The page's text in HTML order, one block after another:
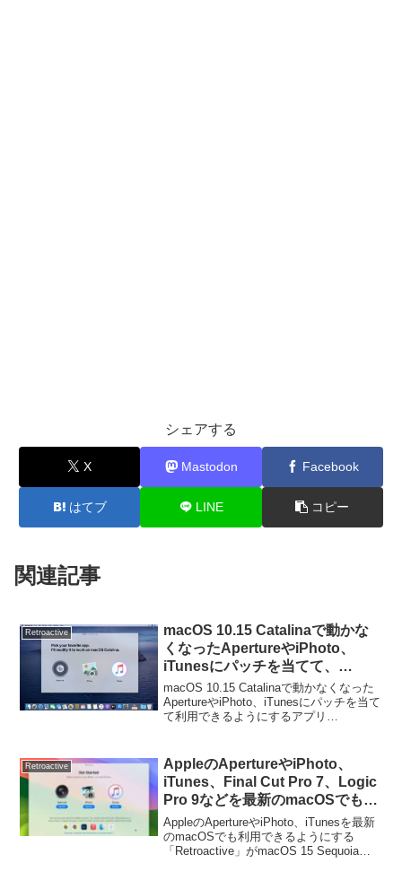
シェアする
X Mastodon Facebook
はてブ LINE コピー
関連記事
Retroactive
macOS 10.15 Catalinaで動かな
くなったApertureやiPhoto、
iTunesにパッチを当てて、
macOS Catalinaでも利用できる
ようにするアプリ
「Retroactive」がリリース。
macOS 10.15 Catalinaで動かなくなった
ApertureやiPhoto、iTunesにパッチを当て
て利用できるようにするアプリ
Retroactive
AppleのApertureやiPhoto、
iTunes、Final Cut Pro 7、Logic
Pro 9などを最新のmacOSでも利
用できるようにする
「Retroactive」がmacOS 15
Sequoiaを非サポートとし開発を
AppleのApertureやiPhoto、iTunesを最新
のmacOSでも利用できるようにする
「Retroactive」がmacOS 15 Sequoiaを